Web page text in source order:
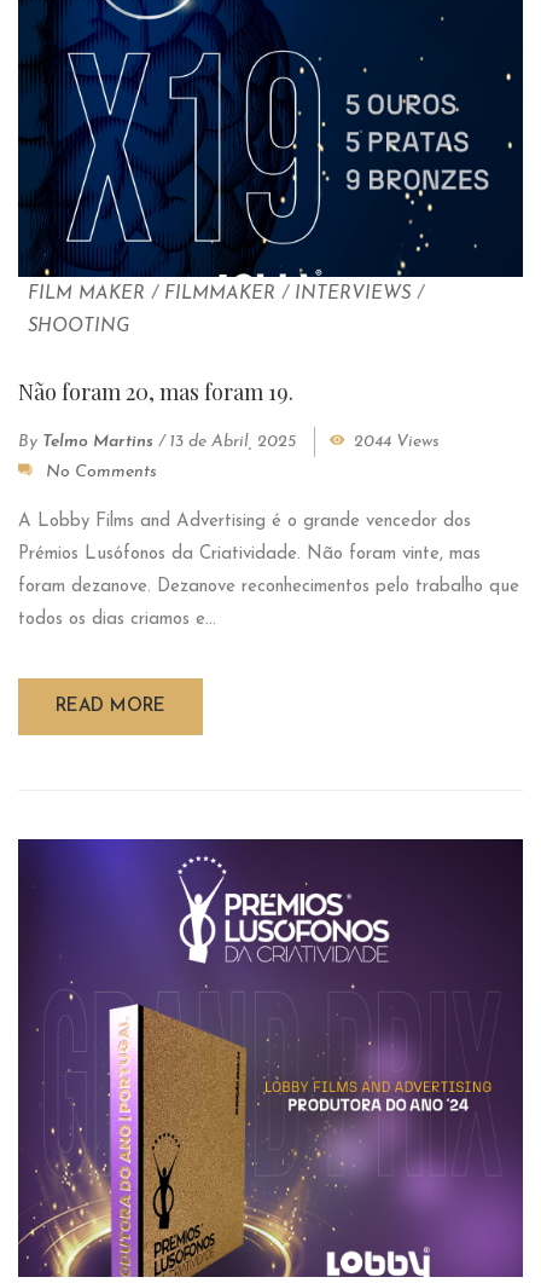
FILM MAKER / FILMMAKER / INTERVIEWS /
SHOOTING
Não foram 20, mas foram 19.
By Telmo Martins / 13 de Abril, 2025
2044 Views
No Comments
A Lobby Films and Advertising é o grande vencedor dos
Prémios Lusófonos da Criatividade. Não foram vinte, mas
foram dezanove. Dezanove reconhecimentos pelo trabalho que
todos os dias criamos e...
READ MORE